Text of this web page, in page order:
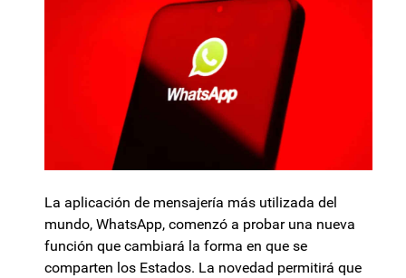
La aplicación de mensajería más utilizada del
mundo, WhatsApp, comenzó a probar una nueva
función que cambiará la forma en que se
comparten los Estados. La novedad permitirá que